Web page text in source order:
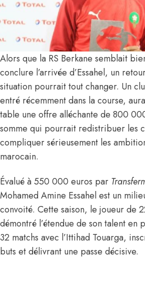
Alors que la RS Berkane semblait
conclure l’arrivée d’Essahel, un
situation pourrait tout changer. Un
entré récemment dans la course,
table une offre alléchante de 800
somme qui pourrait redistribuer les
compliquer sérieusement les
marocain.
Évalué à 550 000 euros par
Mohamed Amine Essahel est un
convoité. Cette saison, le joueur de
démontré l’étendue de son talent en
32 matchs avec l’Ittihad Touarga,
buts et délivrant une passe décisive.